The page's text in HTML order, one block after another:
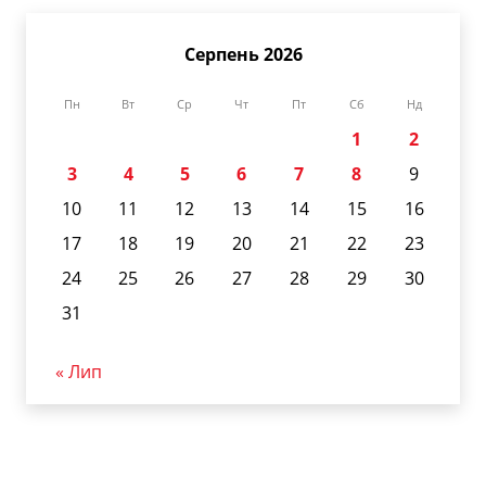
Серпень 2026
Пн Вт Ср Чт Пт Сб Нд
1
2
3
4 5 6 7 8
9
10
11 12 13 14 15
16
17
18 19 20 21 22
23
24
25 26 27 28 29
30
31
« Лип